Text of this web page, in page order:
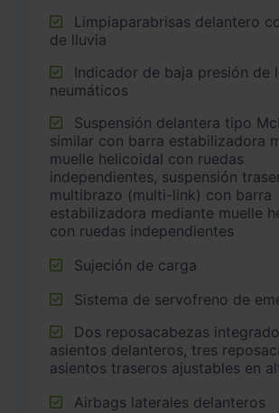
de lluvia
neumáticos
similar con barra estabilizadora
muelle helicoidal con ruedas
independientes, suspensión
multibrazo (multi-link) con barra
estabilizadora mediante muelle
con ruedas independientes
Sujeción de carga
Sistema de servofreno de
asientos delanteros, tres
asientos traseros ajustables en
Airbags laterales delanteros